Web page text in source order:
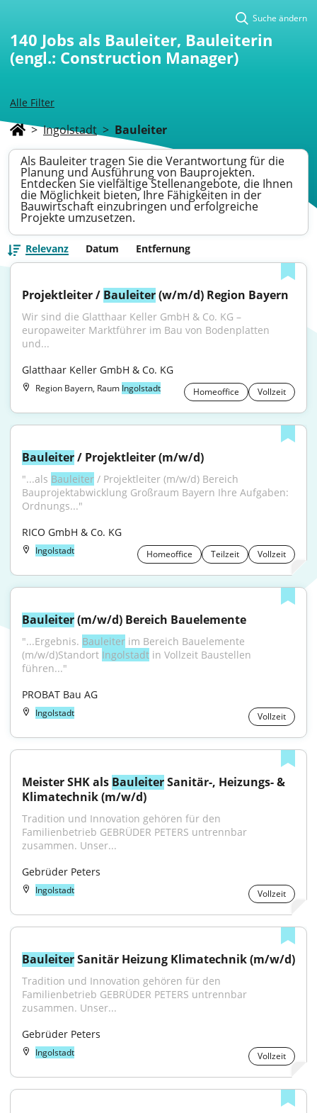
Alle Filter
Suche ändern
140 Jobs als Bauleiter, Bauleiterin
(engl.: Construction Manager)
> Ingolstadt > Bauleiter
Als Bauleiter tragen Sie die Verantwortung für die
Planung und Ausführung von Bauprojekten.
Entdecken Sie vielfältige Stellenangebote, die Ihnen
die Möglichkeit bieten, Ihre Fähigkeiten in der
Bauwirtschaft einzubringen und erfolgreiche
Projekte umzusetzen.
Relevanz Datum Entfernung
Projektleiter / Bauleiter (w/m/d) Region Bayern
Wir sind die Glatthaar Keller GmbH & Co. KG –
europaweiter Marktführer im Bau von Bodenplatten
und...
Glatthaar Keller GmbH & Co. KG
Region Bayern, Raum Ingolstadt Homeoffice Vollzeit
Bauleiter / Projektleiter (m/w/d)
"...als Bauleiter / Projektleiter (m/w/d) Bereich
Bauprojektabwicklung Großraum Bayern Ihre Aufgaben:
Ordnungs..."
RICO GmbH & Co. KG
Ingolstadt Homeoffice Teilzeit Vollzeit
Bauleiter (m/w/d) Bereich Bauelemente
"...Ergebnis. Bauleiter im Bereich Bauelemente
(m/w/d)Standort Ingolstadt in Vollzeit Baustellen
führen..."
PROBAT Bau AG
Ingolstadt Vollzeit
Meister SHK als Bauleiter Sanitär-, Heizungs- &
Klimatechnik (m/w/d)
Tradition und Innovation gehören für den
Familienbetrieb GEBRÜDER PETERS untrennbar
zusammen. Unser...
Gebrüder Peters
Ingolstadt Vollzeit
Bauleiter Sanitär Heizung Klimatechnik (m/w/d)
Tradition und Innovation gehören für den
Familienbetrieb GEBRÜDER PETERS untrennbar
zusammen. Unser...
Gebrüder Peters
Ingolstadt Vollzeit